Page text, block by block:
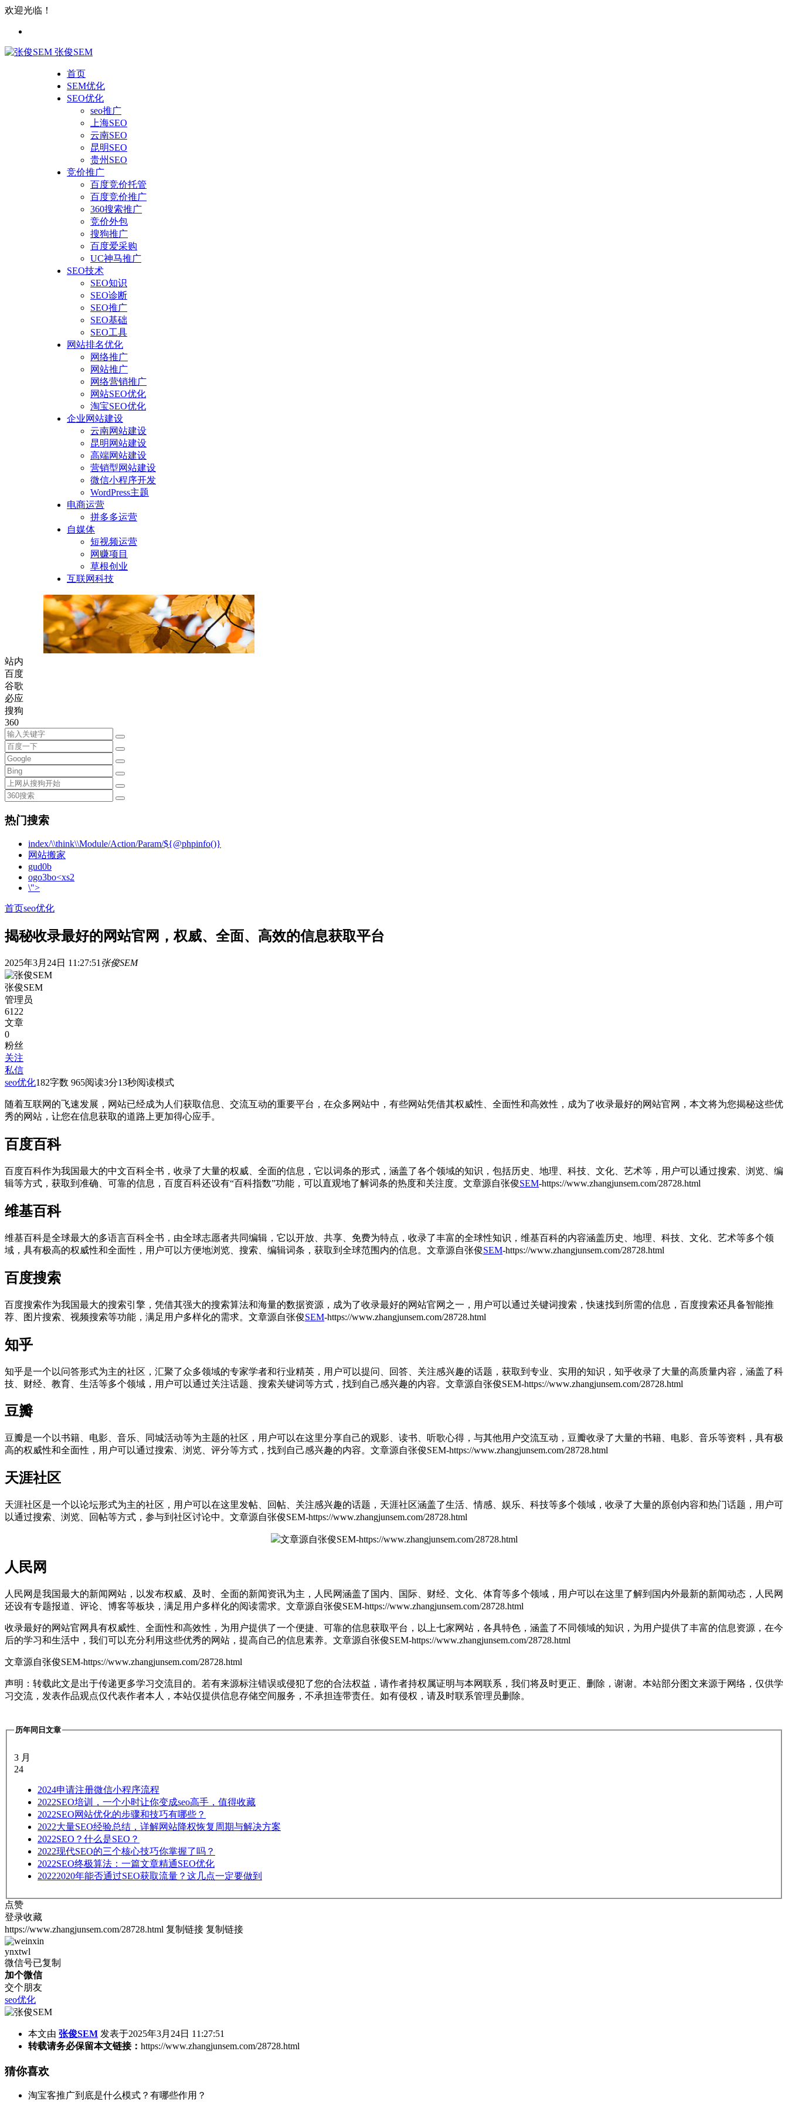
欢迎光临！
张俊SEM
首页
SEM优化
SEO优化
seo推广
上海SEO
云南SEO
昆明SEO
贵州SEO
竞价推广
百度竞价托管
百度竞价推广
360搜索推广
竞价外包
搜狗推广
百度爱采购
UC神马推广
SEO技术
SEO知识
SEO诊断
SEO推广
SEO基础
SEO工具
网站排名优化
网络推广
网站推广
网络营销推广
网站SEO优化
淘宝SEO优化
企业网站建设
云南网站建设
昆明网站建设
高端网站建设
营销型网站建设
微信小程序开发
WordPress主题
电商运营
拼多多运营
自媒体
短视频运营
网赚项目
草根创业
互联网科技
站内
百度
谷歌
必应
搜狗
360
热门搜索
index/\\think\\Module/Action/Param/${@phpinfo()}
网站搬家
gud0b
ogo3bo<xs2
\">
首页seo优化
揭秘收录最好的网站官网，权威、全面、高效的信息获取平台
2025年3月24日 11:27:51 张俊SEM
张俊SEM
管理员
6122
文章
0
粉丝
关注
私信
seo优化182字数 965阅读3分13秒阅读模式
随着互联网的飞速发展，网站已经成为人们获取信息、交流互动的重要平台，在众多网站中，有些网站凭借其权威性、全面性和高效性，成为了收录最好的网站官网，本文将为您揭秘这些优
秀的网站，让您在信息获取的道路上更加得心应手。
百度百科
百度百科作为我国最大的中文百科全书，收录了大量的权威、全面的信息，它以词条的形式，涵盖了各个领域的知识，包括历史、地理、科技、文化、艺术等，用户可以通过搜索、浏览、编
辑等方式，获取到准确、可靠的信息，百度百科还设有“百科指数”功能，可以直观地了解词条的热度和关注度。 文章源自张俊SEM-https://www.zhangjunsem.com/28728.html
维基百科
维基百科是全球最大的多语言百科全书，由全球志愿者共同编辑，它以开放、共享、免费为特点，收录了丰富的全球性知识，维基百科的内容涵盖历史、地理、科技、文化、艺术等多个领
域，具有极高的权威性和全面性，用户可以方便地浏览、搜索、编辑词条，获取到全球范围内的信息。 文章源自张俊SEM-https://www.zhangjunsem.com/28728.html
百度搜索
百度搜索作为我国最大的搜索引擎，凭借其强大的搜索算法和海量的数据资源，成为了收录最好的网站官网之一，用户可以通过关键词搜索，快速找到所需的信息，百度搜索还具备智能推
荐、图片搜索、视频搜索等功能，满足用户多样化的需求。 文章源自张俊SEM-https://www.zhangjunsem.com/28728.html
知乎
知乎是一个以问答形式为主的社区，汇聚了众多领域的专家学者和行业精英，用户可以提问、回答、关注感兴趣的话题，获取到专业、实用的知识，知乎收录了大量的高质量内容，涵盖了科
技、财经、教育、生活等多个领域，用户可以通过关注话题、搜索关键词等方式，找到自己感兴趣的内容。 文章源自张俊SEM-https://www.zhangjunsem.com/28728.html
豆瓣
豆瓣是一个以书籍、电影、音乐、同城活动等为主题的社区，用户可以在这里分享自己的观影、读书、听歌心得，与其他用户交流互动，豆瓣收录了大量的书籍、电影、音乐等资料，具有极
高的权威性和全面性，用户可以通过搜索、浏览、评分等方式，找到自己感兴趣的内容。 文章源自张俊SEM-https://www.zhangjunsem.com/28728.html
天涯社区
天涯社区是一个以论坛形式为主的社区，用户可以在这里发帖、回帖、关注感兴趣的话题，天涯社区涵盖了生活、情感、娱乐、科技等多个领域，收录了大量的原创内容和热门话题，用户可
以通过搜索、浏览、回帖等方式，参与到社区讨论中。 文章源自张俊SEM-https://www.zhangjunsem.com/28728.html
文章源自张俊SEM-https://www.zhangjunsem.com/28728.html
人民网
人民网是我国最大的新闻网站，以发布权威、及时、全面的新闻资讯为主，人民网涵盖了国内、国际、财经、文化、体育等多个领域，用户可以在这里了解到国内外最新的新闻动态，人民网
还设有专题报道、评论、博客等板块，满足用户多样化的阅读需求。 文章源自张俊SEM-https://www.zhangjunsem.com/28728.html
收录最好的网站官网具有权威性、全面性和高效性，为用户提供了一个便捷、可靠的信息获取平台，以上七家网站，各具特色，涵盖了不同领域的知识，为用户提供了丰富的信息资源，在今
后的学习和生活中，我们可以充分利用这些优秀的网站，提高自己的信息素养。 文章源自张俊SEM-https://www.zhangjunsem.com/28728.html
文章源自张俊SEM-https://www.zhangjunsem.com/28728.html
声明：转载此文是出于传递更多学习交流目的。若有来源标注错误或侵犯了您的合法权益，请作者持权属证明与本网联系，我们将及时更正、删除，谢谢。本站部分图文来源于网络，仅供学
习交流，发表作品观点仅代表作者本人，本站仅提供信息存储空间服务，不承担连带责任。如有侵权，请及时联系管理员删除。
历年同日文章
3 月
24
2024申请注册微信小程序流程
2022SEO培训，一个小时让你变成seo高手，值得收藏
2022SEO网站优化的步骤和技巧有哪些？
2022大量SEO经验总结，详解网站降权恢复周期与解决方案
2022SEO？什么是SEO？
2022现代SEO的三个核心技巧你掌握了吗？
2022SEO终极算法：一篇文章精通SEO优化
20222020年能否通过SEO获取流量？这几点一定要做到
点赞
登录收藏
https://www.zhangjunsem.com/28728.html 复制链接 复制链接
ynxtwl
微信号已复制
加个微信
交个朋友
seo优化
本文由 张俊SEM 发表于2025年3月24日 11:27:51
转载请务必保留本文链接： https://www.zhangjunsem.com/28728.html
猜你喜欢
淘宝客推广到底是什么模式？有哪些作用？